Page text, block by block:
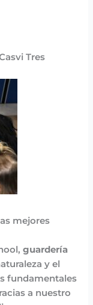
Tres
mejores
guardería
y el
fundamentales
a nuestro